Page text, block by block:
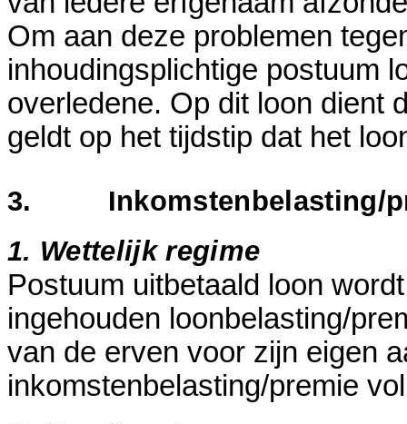
Om aan deze problemen
inhoudingsplichtige postuum
overledene. Op dit loon dient
geldt op het tijdstip dat het
3. Inkomstenbelasting/
1. Wettelijk regime
Postuum uitbetaald loon
ingehouden loonbelasting/
van de erven voor zijn eigen
inkomstenbelasting/premie